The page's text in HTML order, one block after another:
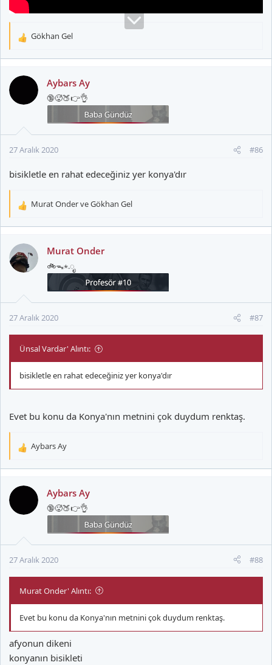
T
k
l
Gökhan Gel
Aybars Ay
🔞🥵🍑👉👌
27 Aralık 2020 #86
bisikletle en rahat edeceğiniz yer konya'dır
T
k
i
l
Murat OnderveGökhan Gel
Murat Onder
🚲ᯓ⋆.ೃ
27 Aralık 2020 #87
Ünsal Vardar' Alıntı:
bisikletle en rahat edeceğiniz yer konya'dır
Evet bu konu da Konya'nın metnini çok duydum renktaş.
T
k
l
Aybars Ay
Aybars Ay
🔞🥵🍑👉👌
27 Aralık 2020 #88
Murat Onder' Alıntı:
Evet bu konu da Konya'nın metnini çok duydum renktaş.
afyonun dikeni
konyanın bisikleti